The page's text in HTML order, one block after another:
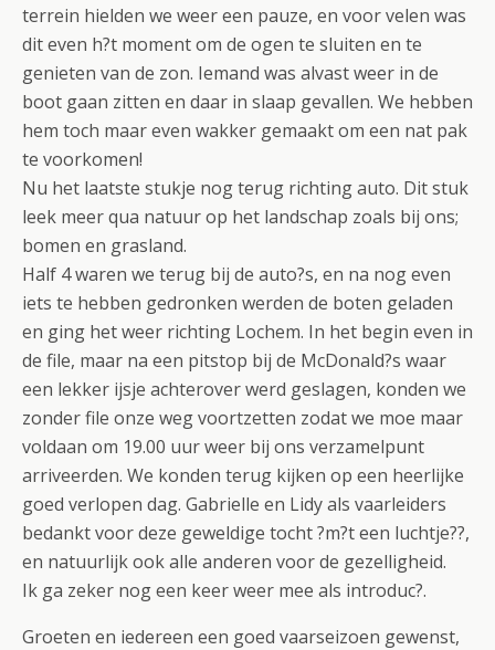
terrein hielden we weer een pauze, en voor velen was
dit even h?t moment om de ogen te sluiten en te
genieten van de zon. Iemand was alvast weer in de
boot gaan zitten en daar in slaap gevallen. We hebben
hem toch maar even wakker gemaakt om een nat pak
te voorkomen!
Nu het laatste stukje nog terug richting auto. Dit stuk
leek meer qua natuur op het landschap zoals bij ons;
bomen en grasland.
Half 4 waren we terug bij de auto?s, en na nog even
iets te hebben gedronken werden de boten geladen
en ging het weer richting Lochem. In het begin even in
de file, maar na een pitstop bij de McDonald?s waar
een lekker ijsje achterover werd geslagen, konden we
zonder file onze weg voortzetten zodat we moe maar
voldaan om 19.00 uur weer bij ons verzamelpunt
arriveerden. We konden terug kijken op een heerlijke
goed verlopen dag. Gabrielle en Lidy als vaarleiders
bedankt voor deze geweldige tocht ?m?t een luchtje??,
en natuurlijk ook alle anderen voor de gezelligheid.
Ik ga zeker nog een keer weer mee als introduc?.
Groeten en iedereen een goed vaarseizoen gewenst,